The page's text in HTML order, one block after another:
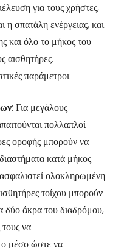
για τους χρήστες,
η σπατάλη ενέργειας, και
και όλο το μήκος του
αισθητήρες.
παράμετροι:
: Για μεγάλους
πολλαπλοί
οροφής μπορούν να
κατά μήκος
ολοκληρωμένη
τοίχου μπορούν
δύο άκρα του διαδρόμου,
να
μέσο ώστε να